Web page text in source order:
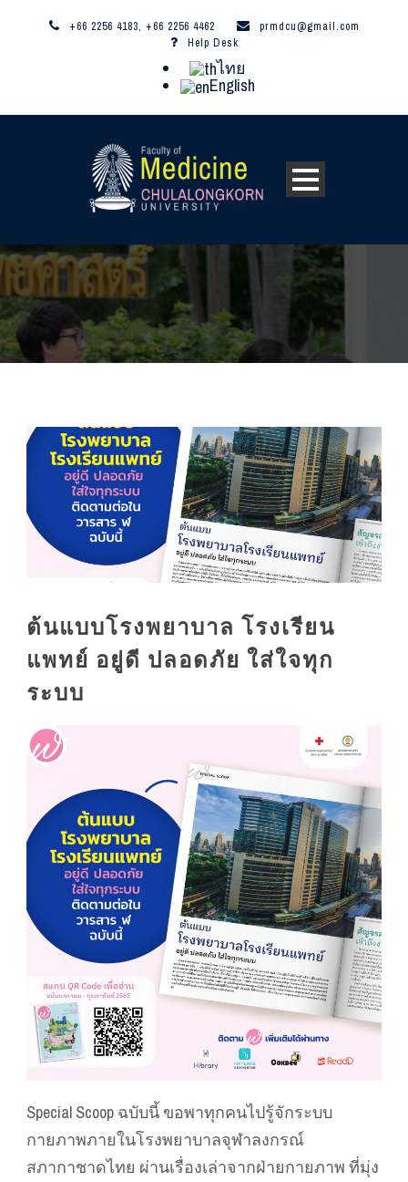
+66 2256 4183, +66 2256 4462
prmdcu@gmail.com
Help Desk
ไทย
English
ต้นแบบโรงพยาบาล โรงเรียน
แพทย์ อยู่ดี ปลอดภัย ใส่ใจทุก
ระบบ
Special Scoop ฉบับนี้ ขอพาทุกคนไปรู้จักระบบ
กายภาพภายในโรงพยาบาลจุฬาลงกรณ์
สภากาชาดไทย ผ่านเรื่องเล่าจากฝ่ายกายภาพ ที่มุ่ง